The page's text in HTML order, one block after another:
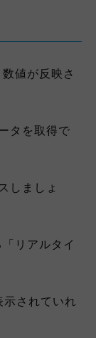
値が反映さ
タを取得で
しましょ
リアルタイ
されていれ